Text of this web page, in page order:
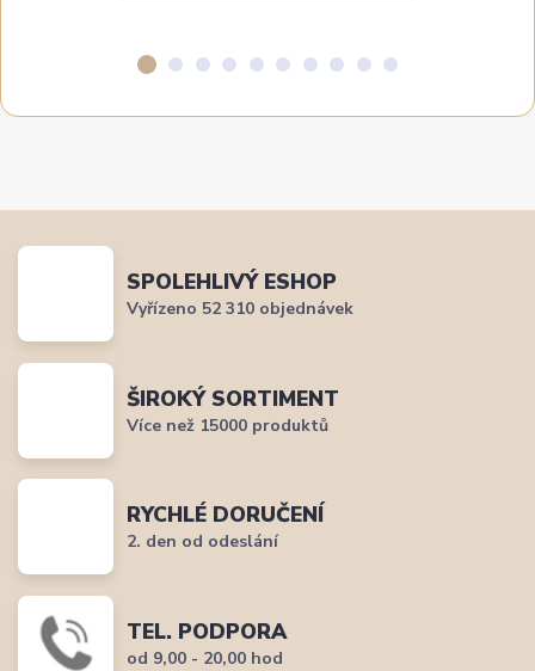
SPOLEHLIVÝ ESHOP
Vyřízeno 52 310 objednávek
ŠIROKÝ SORTIMENT
Více než 15000 produktů
RYCHLÉ DORUČENÍ
2. den od odeslání
TEL. PODPORA
od 9,00 - 20,00 hod